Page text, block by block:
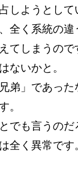
しようとして
全く系統の
しまうので
ないかと。
弟」であっ
。
でも言うのだ
全く異常で